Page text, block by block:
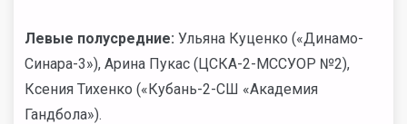
Левые полусредние: Ульяна Куценко («Динамо-
Синара-3»), Арина Пукас (ЦСКА-2-МССУОР №2),
Ксения Тихенко («Кубань-2-СШ «Академия
Гандбола»).